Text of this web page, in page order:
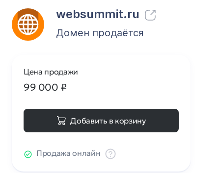
websummit.ru
Домен продаётся
Цена продажи
99 000 ₽
Добавить в корзину
Продажа онлайн